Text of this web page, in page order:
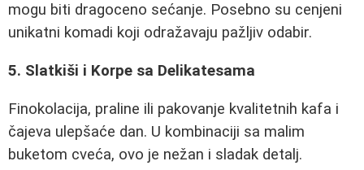
mogu biti dragoceno sećanje. Posebno su cenjeni
unikatni komadi koji odražavaju pažljiv odabir.
5. Slatkiši i Korpe sa Delikatesama
Finokolacija, praline ili pakovanje kvalitetnih kafa i
čajeva ulepšaće dan. U kombinaciji sa malim
buketom cveća, ovo je nežan i sladak detalj.